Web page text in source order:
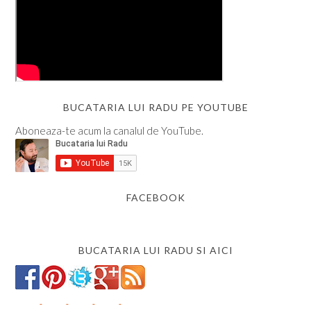
BUCATARIA LUI RADU PE YOUTUBE
Aboneaza-te acum la canalul de YouTube.
FACEBOOK
BUCATARIA LUI RADU SI AICI